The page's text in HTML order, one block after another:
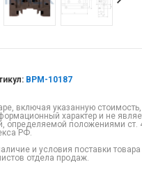
BPM-10187
включая указанную
характер и не
определяемой положениями ст.
РФ.
и условия поставки
отдела продаж.